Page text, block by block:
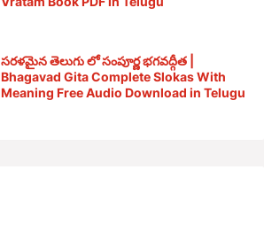
సరళమైన తెలుగు లో సంపూర్ణ భగవద్గీత |
Bhagavad Gita Complete Slokas With
Meaning Free Audio Download in Telugu